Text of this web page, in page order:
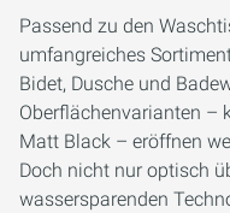
Passend zu den
umfangreiches
Bidet, Dusche und
Oberflächenvarianten –
Matt Black – eröffnen
Doch nicht nur optisch
wassersparenden